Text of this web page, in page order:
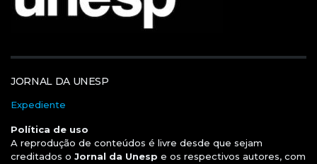
JORNAL DA UNESP
Expediente
Política de uso
A reprodução de conteúdos é livre desde que sejam
creditados o Jornal da Unesp e os respectivos autores, com